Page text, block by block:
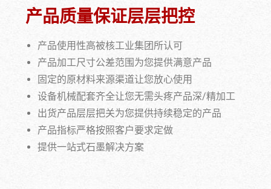
产品质量保证层层把控
产品使用性高被核工业集团所认可
产品加工尺寸公差范围为您提供满意产品
固定的原材料来源渠道让您放心使用
设备机械配套齐全让您无需头疼产品深/精加工
出货产品层层把关为您提供持续稳定的产品
产品指标严格按照客户要求定做
提供一站式石墨解决方案